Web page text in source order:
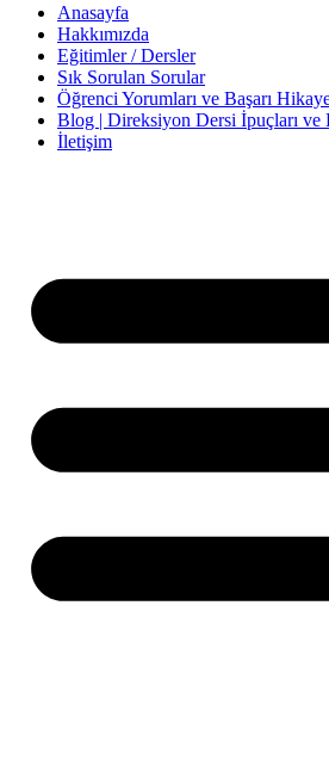
Anasayfa
Hakkımızda
Eğitimler / Dersler
Sık Sorulan Sorular
Öğrenci Yorumları ve Başarı
Blog | Direksiyon Dersi İpuçları ve
İletişim